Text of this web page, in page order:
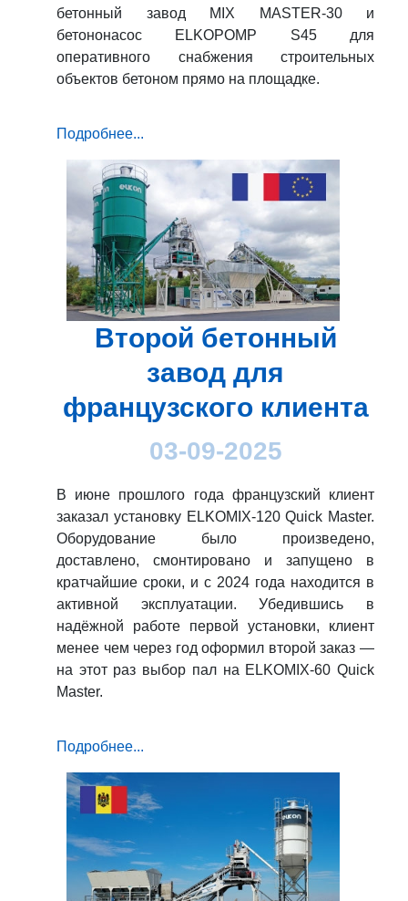
бетонный завод MIX MASTER-30 и
бетононасос ELKOPOMP S45 для
оперативного снабжения строительных
объектов бетоном прямо на площадке.
Подробнее...
Второй бетонный
завод для
французского клиента
03-09-2025
В июне прошлого года французский клиент
заказал установку ELKOMIX-120 Quick Master.
Оборудование было произведено,
доставлено, смонтировано и запущено в
кратчайшие сроки, и с 2024 года находится в
активной эксплуатации. Убедившись в
надёжной работе первой установки, клиент
менее чем через год оформил второй заказ —
на этот раз выбор пал на ELKOMIX-60 Quick
Master.
Подробнее...